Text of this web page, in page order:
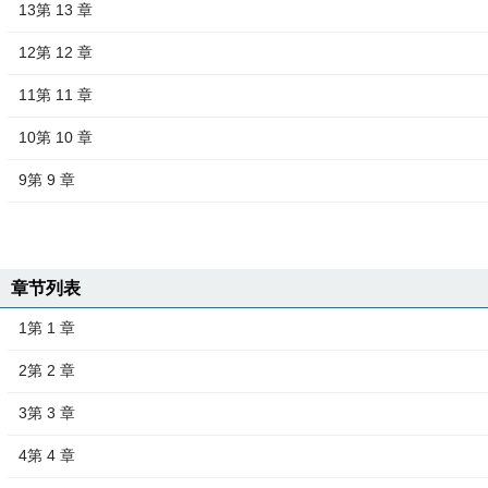
13第 13 章
12第 12 章
11第 11 章
10第 10 章
9第 9 章
章节列表
1第 1 章
2第 2 章
3第 3 章
4第 4 章